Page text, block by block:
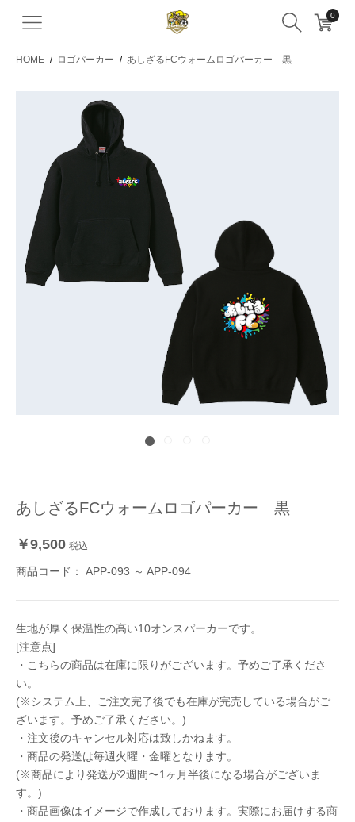
0
HOME / ロゴパーカー / あしざるFCウォームロゴパーカー 黒
あしざるFCウォームロゴパーカー 黒
￥9,500 税込
商品コード： APP-093 ～ APP-094
生地が厚く保温性の高い10オンスパーカーです。
[注意点]
・こちらの商品は在庫に限りがございます。予めご了承くださ
い。
(※システム上、ご注文完了後でも在庫が完売している場合がご
ざいます。予めご了承ください。)
・注文後のキャンセル対応は致しかねます。
・商品の発送は毎週火曜・金曜となります。
(※商品により発送が2週間〜1ヶ月半後になる場合がございま
す。)
・商品画像はイメージで作成しております。実際にお届けする商